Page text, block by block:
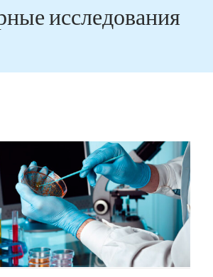
исследования